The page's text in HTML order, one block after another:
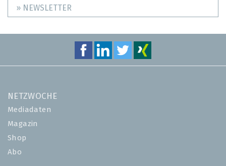
» NEWSLETTER
NETZWOCHE
Mediadaten
Magazin
Shop
Abo